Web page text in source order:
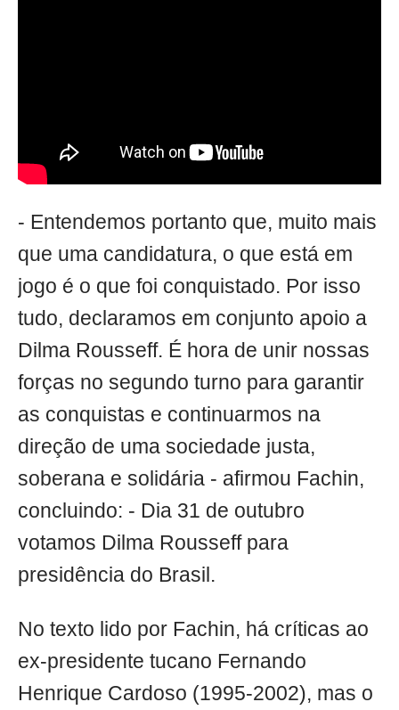
- Entendemos portanto que, muito mais
que uma candidatura, o que está em
jogo é o que foi conquistado. Por isso
tudo, declaramos em conjunto apoio a
Dilma Rousseff. É hora de unir nossas
forças no segundo turno para garantir
as conquistas e continuarmos na
direção de uma sociedade justa,
soberana e solidária - afirmou Fachin,
concluindo: - Dia 31 de outubro
votamos Dilma Rousseff para
presidência do Brasil.
No texto lido por Fachin, há críticas ao
ex-presidente tucano Fernando
Henrique Cardoso (1995-2002), mas o